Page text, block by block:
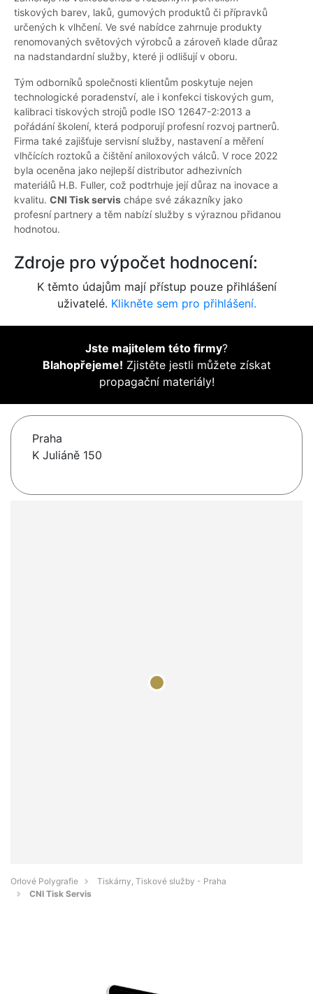
tiskových barev, laků, gumových produktů či přípravků
určených k vlhčení. Ve své nabídce zahrnuje produkty
renomovaných světových výrobců a zároveň klade důraz
na nadstandardní služby, které ji odlišují v oboru.
Tým odborníků společnosti klientům poskytuje nejen
technologické poradenství, ale i konfekci tiskových gum,
kalibraci tiskových strojů podle ISO 12647-2:2013 a
pořádání školení, která podporují profesní rozvoj partnerů.
Firma také zajišťuje servisní služby, nastavení a měření
vlhčících roztoků a čištění aniloxových válců. V roce 2022
byla oceněna jako nejlepší distributor adhezivních
materiálů H.B. Fuller, což podtrhuje její důraz na inovace a
kvalitu. CNI Tisk servis chápe své zákazníky jako
profesní partnery a těm nabízí služby s výraznou přidanou
hodnotou.
Zdroje pro výpočet hodnocení:
K těmto údajům mají přístup pouze přihlášení
uživatelé. Klikněte sem pro přihlášení.
Jste majitelem této firmy?
Blahopřejeme! Zjistěte jestli můžete získat
propagační materiály!
Praha
K Juliáně 150
Orlové Polygrafie
Tiskárny, Tiskové služby - Praha
CNI Tisk Servis